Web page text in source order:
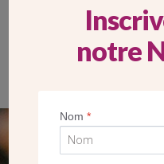
SEUL VOTRE DON
notre
Nom*